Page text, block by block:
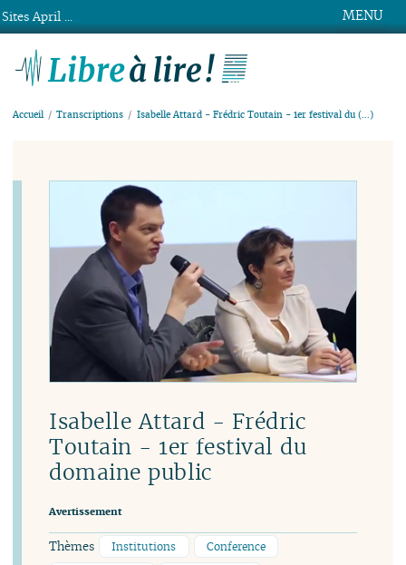
MENU
Accueil Transcriptions Isabelle Attard - Frédric Toutain - 1er festival du (…)
Isabelle Attard - Frédric
Toutain - 1er festival du
domaine public
Avertissement
Thèmes Institutions
Conference
Sites April ...